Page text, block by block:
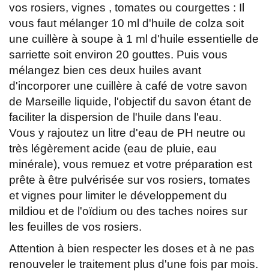
vos rosiers, vignes , tomates ou courgettes : Il
vous faut mélanger 10 ml d'huile de colza soit
une cuillère à soupe à 1 ml d'huile essentielle de
sarriette soit environ 20 gouttes. Puis vous
mélangez bien ces deux huiles avant
d'incorporer une cuillère à café de votre savon
de Marseille liquide, l'objectif du savon étant de
faciliter la dispersion de l'huile dans l'eau.
Vous y rajoutez un litre d'eau de PH neutre ou
très légèrement acide (eau de pluie, eau
minérale), vous remuez et votre préparation est
prête à être pulvérisée sur vos rosiers, tomates
et vignes pour limiter le développement du
mildiou et de l'oïdium ou des taches noires sur
les feuilles de vos rosiers.
Attention à bien respecter les doses et à ne pas
renouveler le traitement plus d'une fois par mois.